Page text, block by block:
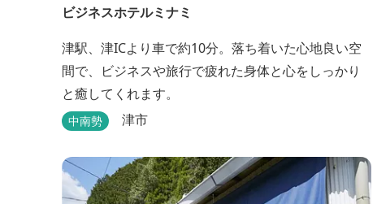
ビジネスホテルミナミ
津駅、津ICより車で約10分。落ち着いた心地良い空
間で、ビジネスや旅行で疲れた身体と心をしっかり
と癒してくれます。
中南勢 津市